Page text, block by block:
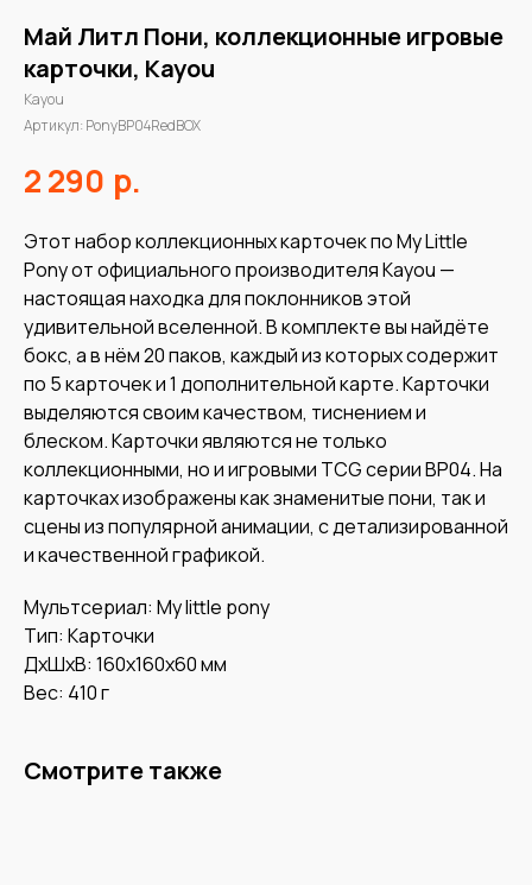
Май Литл Пони, коллекционные игровые
карточки, Kayou
Kayou
Артикул: PonyBP04RedBOX
2 290 р.
Этот набор коллекционных карточек по My Little
Pony от официального производителя Kayou —
настоящая находка для поклонников этой
удивительной вселенной. В комплекте вы найдёте
бокс, а в нём 20 паков, каждый из которых содержит
по 5 карточек и 1 дополнительной карте. Карточки
выделяются своим качеством, тиснением и
блеском. Карточки являются не только
коллекционными, но и игровыми TCG серии BP04. На
карточках изображены как знаменитые пони, так и
сцены из популярной анимации, с детализированной
и качественной графикой.
Мультсериал: My little pony
Тип: Карточки
ДxШxВ: 160x160x60 мм
Вес: 410 г
Смотрите также